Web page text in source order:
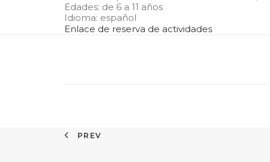
Edades: de 6 a 11 años
Idioma: español
Enlace de reserva de actividades
PREV